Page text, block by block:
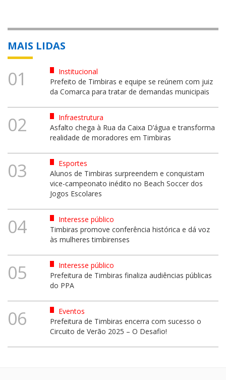
MAIS LIDAS
01
Institucional
Prefeito de Timbiras e equipe se reúnem com juiz
da Comarca para tratar de demandas municipais
02
Infraestrutura
Asfalto chega à Rua da Caixa D’água e transforma
realidade de moradores em Timbiras
03
Esportes
Alunos de Timbiras surpreendem e conquistam
vice-campeonato inédito no Beach Soccer dos
Jogos Escolares
04
Interesse público
Timbiras promove conferência histórica e dá voz
às mulheres timbirenses
05
Interesse público
Prefeitura de Timbiras finaliza audiências públicas
do PPA
06
Eventos
Prefeitura de Timbiras encerra com sucesso o
Circuito de Verão 2025 – O Desafio!